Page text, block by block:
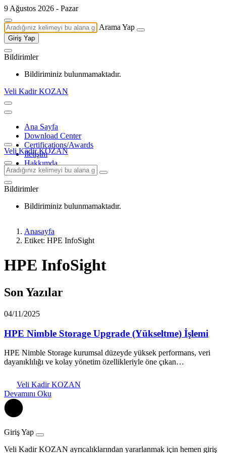
9 Ağustos 2026 - Pazar
Arama Yap
Giriş Yap
Bildirimler
Bildiriminiz bulunmamaktadır.
Veli Kadir KOZAN
Ana Sayfa
Download Center
Certifications/Awards
İletişim
Hakkımda
Veli Kadir KOZAN
Bildirimler
Bildiriminiz bulunmamaktadır.
Anasayfa
Etiket: HPE InfoSight
HPE InfoSight
Son Yazılar
04/11/2025
HPE Nimble Storage Upgrade (Yükseltme) İşlemi
HPE Nimble Storage kurumsal düzeyde yüksek performans, veri
dayanıklılığı ve kolay yönetim özellikleriyle öne çıkan…
Veli Kadir KOZAN
Devamını Oku
Giriş Yap
Veli Kadir KOZAN ayrıcalıklarından yararlanmak için hemen giriş